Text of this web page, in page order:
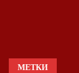
МЕТКИ